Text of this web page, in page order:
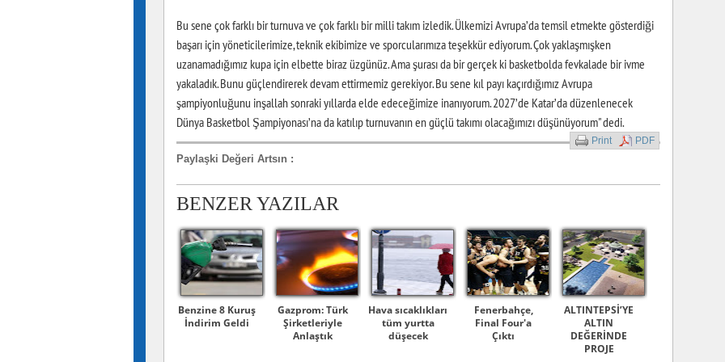
Bu sene çok farklı bir turnuva ve çok farklı bir milli takım izledik. Ülkemizi Avrupa’da temsil etmekte gösterdiği
başarı için yöneticilerimize, teknik ekibimize ve sporcularımıza teşekkür ediyorum. Çok yaklaşmışken
uzanamadığımız kupa için elbette biraz üzgünüz. Ama şurası da bir gerçek ki basketbolda fevkalade bir ivme
yakaladık. Bunu güçlendirerek devam ettirmemiz gerekiyor. Bu sene kıl payı kaçırdığımız Avrupa
şampiyonluğunu inşallah sonraki yıllarda elde edeceğimize inanıyorum. 2027’de Katar’da düzenlenecek
Dünya Basketbol Şampiyonası’na da katılıp turnuvanın en güçlü takımı olacağımızı düşünüyorum" dedi.
Paylaşki Değeri Artsın :
Print PDF
BENZER YAZILAR
Benzine 8 Kuruş
İndirim Geldi
Gazprom: Türk
Şirketleriyle
Anlaştık
Hava sıcaklıkları
tüm yurtta
düşecek
Fenerbahçe,
Final Four'a
Çıktı
ALTINTEPSİ’YE
ALTIN
DEĞERİNDE
PROJE